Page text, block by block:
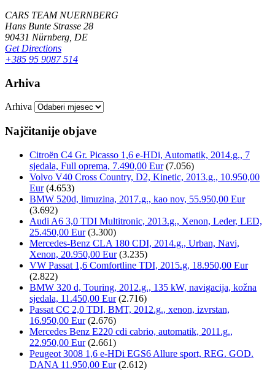
CARS TEAM NUERNBERG
Hans Bunte Strasse 28
90431 Nürnberg, DE
Get Directions
+385 95 9087 514
Arhiva
Arhiva
Najčitanije objave
Citroën C4 Gr. Picasso 1,6 e-HDi, Automatik, 2014.g., 7
sjedala, Full oprema, 7.490,00 Eur (7.056)
Volvo V40 Cross Country, D2, Kinetic, 2013.g., 10.950,00
Eur (4.653)
BMW 520d, limuzina, 2017.g., kao nov, 55.950,00 Eur
(3.692)
Audi A6 3,0 TDI Multitronic, 2013.g., Xenon, Leder, LED,
25.450,00 Eur (3.300)
Mercedes-Benz CLA 180 CDI, 2014.g., Urban, Navi,
Xenon, 20.950,00 Eur (3.235)
VW Passat 1,6 Comfortline TDI, 2015.g, 18.950,00 Eur
(2.822)
BMW 320 d, Touring, 2012.g., 135 kW, navigacija, kožna
sjedala, 11.450,00 Eur (2.716)
Passat CC 2,0 TDI, BMT, 2012.g., xenon, izvrstan,
16.950,00 Eur (2.676)
Mercedes Benz E220 cdi cabrio, automatik, 2011.g.,
22.950,00 Eur (2.661)
Peugeot 3008 1,6 e-HDi EGS6 Allure sport, REG. GOD.
DANA 11.950,00 Eur (2.612)